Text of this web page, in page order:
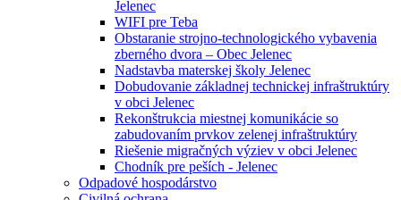
Jelenec
WIFI pre Teba
Obstaranie strojno-technologického vybavenia
zberného dvora – Obec Jelenec
Nadstavba materskej školy Jelenec
Dobudovanie základnej technickej infraštruktúry
v obci Jelenec
Rekonštrukcia miestnej komunikácie so
zabudovaním prvkov zelenej infraštruktúry
Riešenie migračných výziev v obci Jelenec
Chodník pre peších - Jelenec
Odpadové hospodárstvo